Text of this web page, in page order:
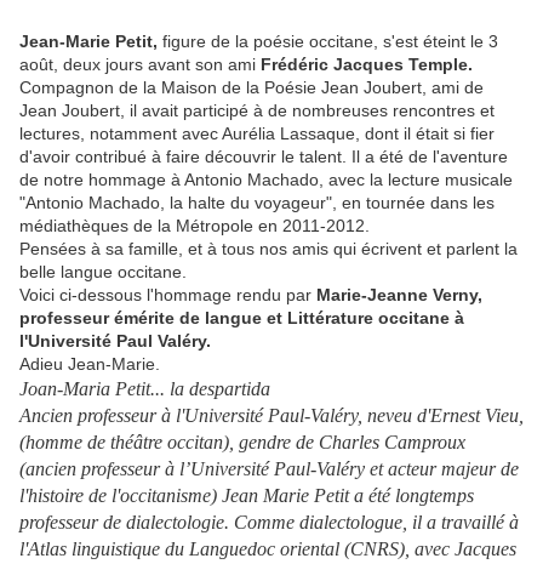
Jean-Marie Petit, figure de la poésie occitane, s'est éteint le 3
août, deux jours avant son ami Frédéric Jacques Temple.
Compagnon de la Maison de la Poésie Jean Joubert, ami de
Jean Joubert, il avait participé à de nombreuses rencontres et
lectures, notamment avec Aurélia Lassaque, dont il était si fier
d'avoir contribué à faire découvrir le talent. Il a été de l'aventure
de notre hommage à Antonio Machado, avec la lecture musicale
"Antonio Machado, la halte du voyageur", en tournée dans les
médiathèques de la Métropole en 2011-2012.
Pensées à sa famille, et à tous nos amis qui écrivent et parlent la
belle langue occitane.
Voici ci-dessous l'hommage rendu par Marie-Jeanne Verny,
professeur émérite de langue et Littérature occitane à
l'Université Paul Valéry.
Adieu Jean-Marie.
Joan-Maria Petit... la despartida
Ancien professeur à l'Université Paul-Valéry, neveu d'Ernest Vieu,
(homme de théâtre occitan), gendre de Charles Camproux
(ancien professeur à l’Université Paul-Valéry et acteur majeur de
l'histoire de l'occitanisme) Jean Marie Petit a été longtemps
professeur de dialectologie. Comme dialectologue, il a travaillé à
l'Atlas linguistique du Languedoc oriental (CNRS), avec Jacques